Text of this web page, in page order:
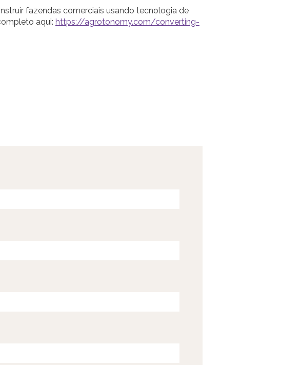
fazendas comerciais usando tecnologia de
aqui: https://agrotonomy.com/converting-